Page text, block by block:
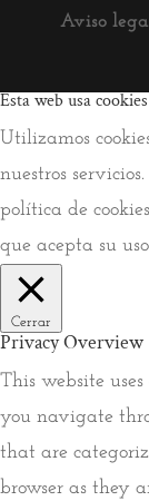
Aviso
Esta web usa cookies
Utilizamos
nuestros
política de
que acepta su
Cerrar
Privacy Overview
This website
you navigate
that are
browser as they